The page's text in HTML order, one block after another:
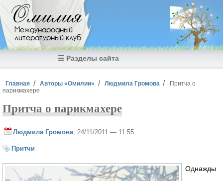
Перейти к основному содержанию
Омилия
Международный
литературный клуб
☰ Разделы сайта
Вы здесь
Главная Авторы «Омилии» Людмила Громова
Притча о
парикмахере
Притча о парикмахере
Людмила Громова , 24/11/2011 — 11:55
Притчи
Однажды